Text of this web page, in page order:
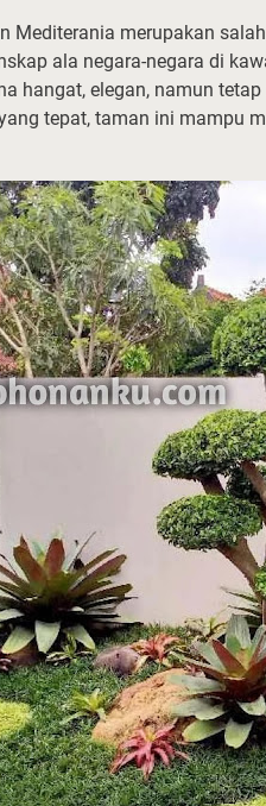
Mediterania merupakan
ala negara-negara di
hangat, elegan, namun
tepat, taman ini mampu